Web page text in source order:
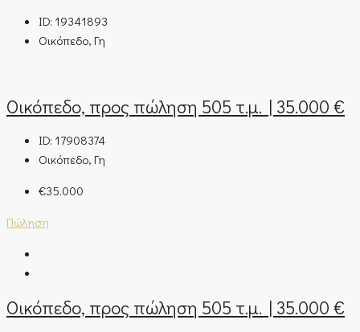
ID: 19341893
Οικόπεδο, Γη
Οικόπεδο, προς πώληση 505 τ.μ. | 35.000 €
ID: 17908374
Οικόπεδο, Γη
€35.000
Πώληση
Οικόπεδο, προς πώληση 505 τ.μ. | 35.000 €